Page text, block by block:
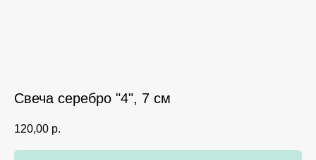
Свеча серебро "4", 7 см
120,00 р.